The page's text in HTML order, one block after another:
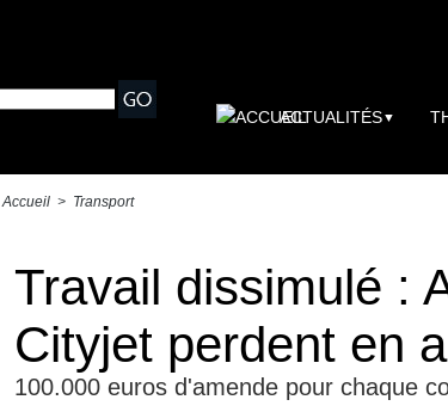
ACTUALITÉS▼
Accueil > Transport
Travail dissimulé :
Cityjet perdent en
100.000 euros d'amende pour chaque